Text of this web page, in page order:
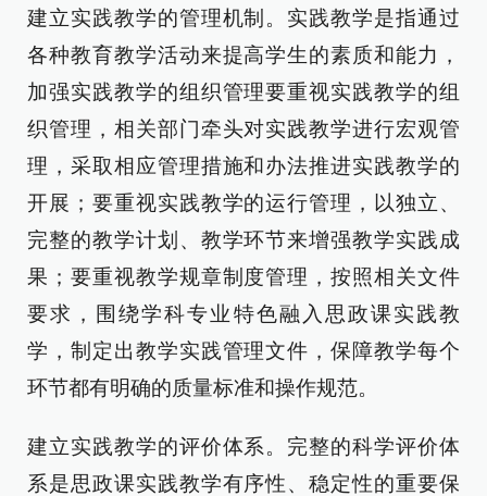
建立实践教学的管理机制。实践教学是指通过
各种教育教学活动来提高学生的素质和能力，
加强实践教学的组织管理要重视实践教学的组
织管理，相关部门牵头对实践教学进行宏观管
理，采取相应管理措施和办法推进实践教学的
开展；要重视实践教学的运行管理，以独立、
完整的教学计划、教学环节来增强教学实践成
果；要重视教学规章制度管理，按照相关文件
要求，围绕学科专业特色融入思政课实践教
学，制定出教学实践管理文件，保障教学每个
环节都有明确的质量标准和操作规范。
建立实践教学的评价体系。完整的科学评价体
系是思政课实践教学有序性、稳定性的重要保